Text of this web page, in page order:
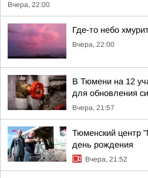
Вчера, 22:00
Где-то небо
Вчера, 22:00
В Тюмени на 12
для обновления
Вчера, 21:57
Тюменский центр
день рождения
Вчера, 21:52